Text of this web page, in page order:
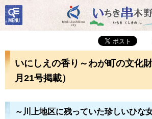
いちき串木野市
検
索・
共通
いにしえの香り～わが町の文化
月21号掲載）
～川上地区に残っていた珍しいひな